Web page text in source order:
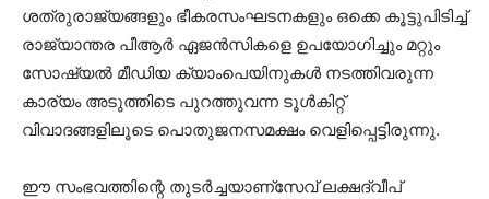
ശത്രുരാജ്യങ്ങളും ഭീകരസംഘടനകളും ഒക്കെ കൂട്ടുപിടിച്ച്
രാജ്യാന്തര പീആര്‍ ഏജന്‍സികളെ ഉപയോഗിച്ചും മറ്റും
സോഷ്യല്‍ മീഡിയ ക്യാംപെയിനുകള്‍ നടത്തിവരുന്ന
കാര്യം അടുത്തിടെ പുറത്തുവന്ന ടൂള്‍കിറ്റ്
വിവാദങ്ങളിലൂടെ പൊതുജനസമക്ഷം വെളിപ്പെട്ടിരുന്നു.
ഈ സംഭവത്തിന്റെ തുടര്‍ച്ചയാണ്സേവ് ലക്ഷദ്വീപ്